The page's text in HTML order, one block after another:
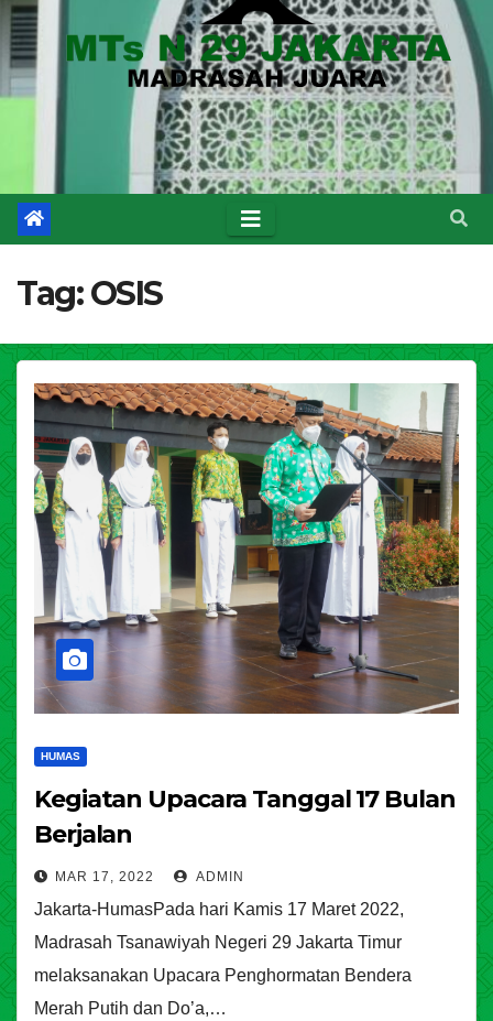
Tag:OSIS
HUMAS
Kegiatan Upacara Tanggal 17 Bulan
Berjalan
MAR 17, 2022 ADMIN
Jakarta-HumasPada hari Kamis 17 Maret 2022,
Madrasah Tsanawiyah Negeri 29 Jakarta Timur
melaksanakan Upacara Penghormatan Bendera
Merah Putih dan Do’a,…